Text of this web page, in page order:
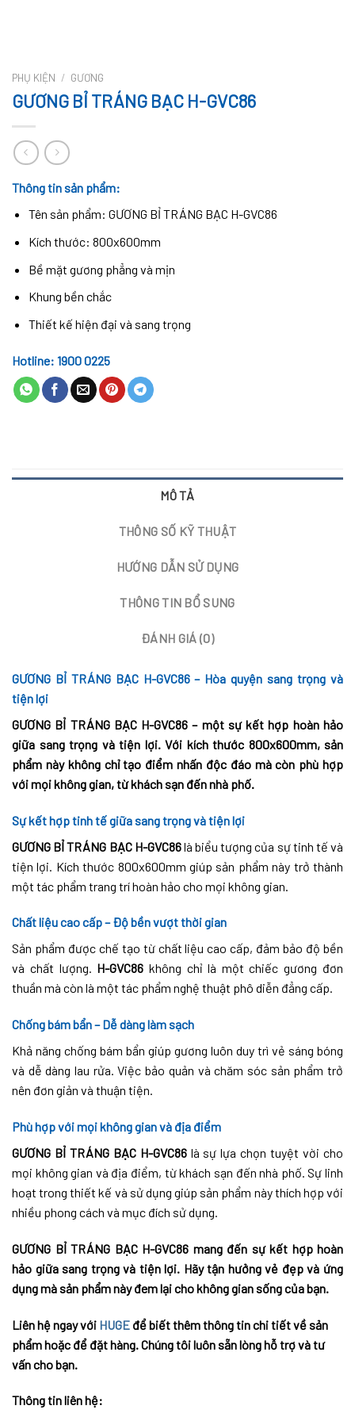
PHỤ KIỆN / GƯƠNG
GƯƠNG BỈ TRÁNG BẠC H-GVC86
Thông tin sản phẩm:
Tên sản phẩm: GƯƠNG BỈ TRÁNG BẠC H-GVC86
Kích thước: 800x600mm
Bề mặt gương phẳng và mịn
Khung bền chắc
Thiết kế hiện đại và sang trọng
Hotline: 1900 0225
MÔ TẢ
THÔNG SỐ KỸ THUẬT
HƯỚNG DẪN SỬ DỤNG
THÔNG TIN BỔ SUNG
ĐÁNH GIÁ (0)
GƯƠNG BỈ TRÁNG BẠC H-GVC86 – Hòa quyện sang trọng và
tiện lợi
GƯƠNG BỈ TRÁNG BẠC H-GVC86 – một sự kết hợp hoàn hảo
giữa sang trọng và tiện lợi. Với kích thước 800x600mm, sản
phẩm này không chỉ tạo điểm nhấn độc đáo mà còn phù hợp
với mọi không gian, từ khách sạn đến nhà phố.
Sự kết hợp tinh tế giữa sang trọng và tiện lợi
GƯƠNG BỈ TRÁNG BẠC H-GVC86là biểu tượng của sự tinh tế và
tiện lợi. Kích thước 800x600mm giúp sản phẩm này trở thành
một tác phẩm trang trí hoàn hảo cho mọi không gian.
Chất liệu cao cấp – Độ bền vượt thời gian
Sản phẩm được chế tạo từ chất liệu cao cấp, đảm bảo độ bền
và chất lượng. H-GVC86 không chỉ là một chiếc gương đơn
thuần mà còn là một tác phẩm nghệ thuật phô diễn đẳng cấp.
Chống bám bẩn – Dễ dàng làm sạch
Khả năng chống bám bẩn giúp gương luôn duy trì vẻ sáng bóng
và dễ dàng lau rửa. Việc bảo quản và chăm sóc sản phẩm trở
nên đơn giản và thuận tiện.
Phù hợp với mọi không gian và địa điểm
GƯƠNG BỈ TRÁNG BẠC H-GVC86là sự lựa chọn tuyệt vời cho
mọi không gian và địa điểm, từ khách sạn đến nhà phố. Sự linh
hoạt trong thiết kế và sử dụng giúp sản phẩm này thích hợp với
nhiều phong cách và mục đích sử dụng.
GƯƠNG BỈ TRÁNG BẠC H-GVC86 mang đến sự kết hợp hoàn
hảo giữa sang trọng và tiện lợi. Hãy tận hưởng vẻ đẹp và ứng
dụng mà sản phẩm này đem lại cho không gian sống của bạn.
Liên hệ ngay với HUGE để biết thêm thông tin chi tiết về sản
phẩm hoặc để đặt hàng. Chúng tôi luôn sẵn lòng hỗ trợ và tư
vấn cho bạn.
Thông tin liên hệ: